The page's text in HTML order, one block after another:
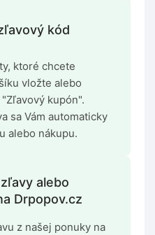
kód
ktoré chcete
vložte alebo
kupón".
sa Vám automaticky
alebo nákupu.
alebo
Drpopov.cz
z našej ponuky na